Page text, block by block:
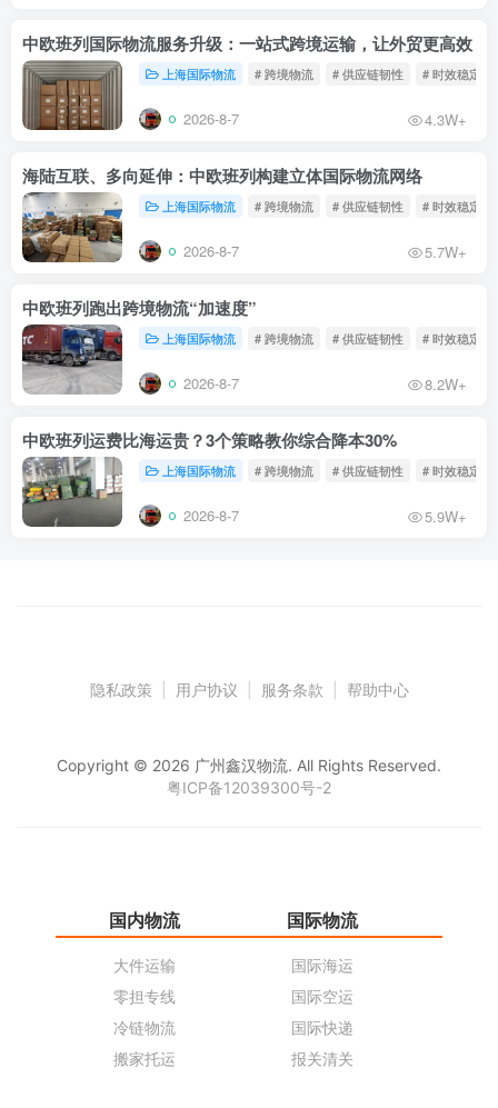
中欧班列国际物流服务升级：一站式跨境运输，让外贸更高效
上海国际物流 # 跨境物流 # 供应链韧性 # 时效稳定
2026-8-7 4.3W+
海陆互联、多向延伸：中欧班列构建立体国际物流网络
上海国际物流 # 跨境物流 # 供应链韧性 # 时效稳定
2026-8-7 5.7W+
中欧班列跑出跨境物流“加速度”
上海国际物流 # 跨境物流 # 供应链韧性 # 时效稳定
2026-8-7 8.2W+
中欧班列运费比海运贵？3个策略教你综合降本30%
上海国际物流 # 跨境物流 # 供应链韧性 # 时效稳定
2026-8-7 5.9W+
隐私政策 用户协议 服务条款 帮助中心
Copyright © 2026 广州鑫汉物流. All Rights Reserved.
粤ICP备12039300号-2
国内物流
大件运输
零担专线
冷链物流
搬家托运
国际物流
国际海运
国际空运
国际快递
报关清关